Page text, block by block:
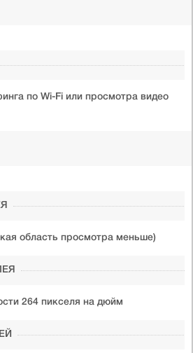
по Wi-Fi или просмотра видео
область просмотра меньше)
264 пикселя на дюйм